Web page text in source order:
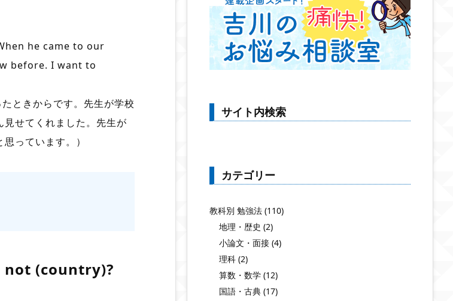
he came to our
before. I want to
ときからです。先生が学校
せてくれました。先生が
っています。）
(country)?
サイト内検索
カテゴリー
教科別 勉強法 (110)
地理・歴史 (2)
小論文・面接 (4)
理科 (2)
算数・数学 (12)
国語・古典 (17)